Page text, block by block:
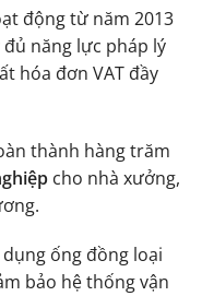
động từ năm 2013
đủ năng lực pháp lý
hóa đơn VAT đầy
thành hàng trăm
cho nhà xưởng,
ống đồng loại
bảo hệ thống vận